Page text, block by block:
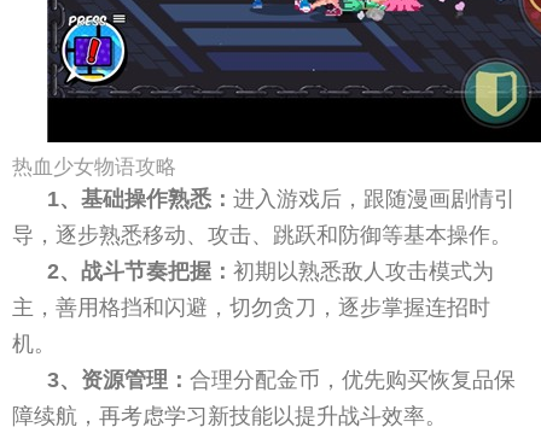
热血少女物语攻略
1、基础操作熟悉：进入游戏后，跟随漫画剧情引
导，逐步熟悉移动、攻击、跳跃和防御等基本操作。
2、战斗节奏把握：初期以熟悉敌人攻击模式为
主，善用格挡和闪避，切勿贪刀，逐步掌握连招时
机。
3、资源管理：合理分配金币，优先购买恢复品保
障续航，再考虑学习新技能以提升战斗效率。